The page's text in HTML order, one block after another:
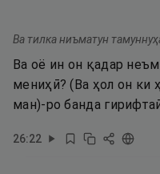
Ва тилка ниъматун
Ва оё ин он қадар
мениҳӣ? (Ва ҳол он ки
ман)-ро банда
26:22